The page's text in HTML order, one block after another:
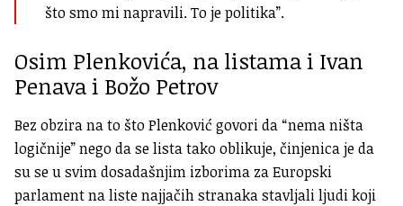
što smo mi napravili. To je politika”.
Osim Plenkovića, na listama i Ivan
Penava i Božo Petrov
Bez obzira na to što Plenković govori da “nema ništa
logičnije” nego da se lista tako oblikuje, činjenica je da
su se u svim dosadašnjim izborima za Europski
parlament na liste najjačih stranaka stavljali ljudi koji